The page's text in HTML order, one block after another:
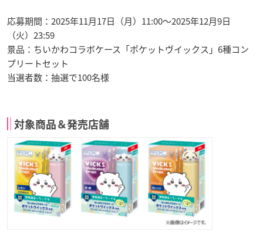
応募期間：2025年11月17日（月）11:00～2025年12月9日
（火）23:59
景品：ちいかわコラボケース「ポケットヴイックス」6種コン
プリートセット
当選者数：抽選で100名様
対象商品＆発売店舗